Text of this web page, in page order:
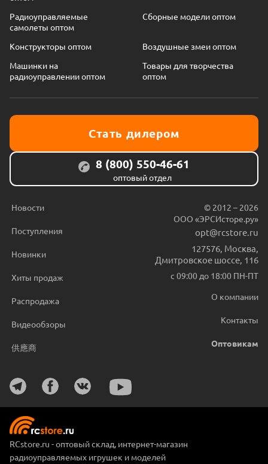
Радиоуправляемые
самолеты оптом
Сборные модели оптом
Конструкторы оптом
Воздушные змеи оптом
Машинки на
радиоуправлении оптом
Товары для творчества
оптом
Стать дилером
8 (800) 550-46-61
оптовый отдел
Новости
Поступления
Новинки
Хиты продаж
Распродажа
Видеообзоры
供應商
© 2012 – 2026
ООО «ЭРСИсторе.ру»
opt@rcstore.ru
127576, Москва,
Дмитровское шоссе, 116
с 09:00 до 18:00 ПН-ПТ
О компании
Контакты
Оптовикам
RCstore.ru - оптовый склад, интернет-магазин
радиоуправляемых игрушек и моделей